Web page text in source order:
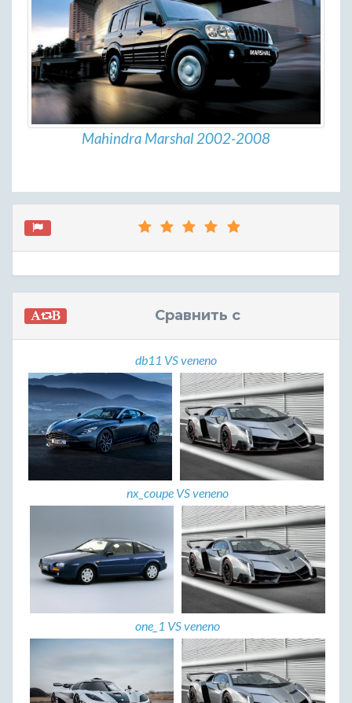
Mahindra Marshal 2002-2008
Сравнить с
db11 VS veneno
nx_coupe VS veneno
one_1 VS veneno